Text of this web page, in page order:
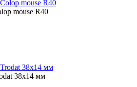
mouse R40
38х14 мм